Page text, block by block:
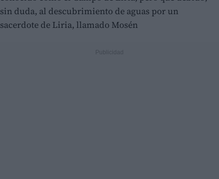
sin duda, al descubrimiento de aguas por un
sacerdote de Liria, llamado Mosén